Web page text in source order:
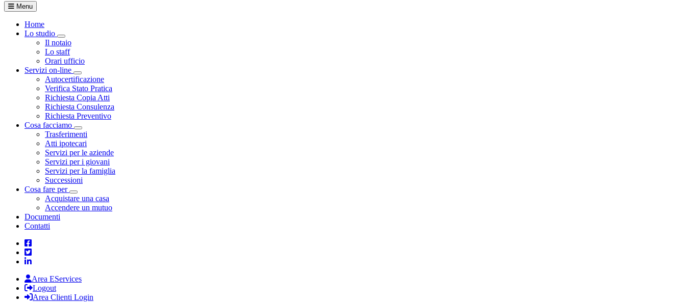
Menu
Home
Lo studio
Toggle Dropdown
Il notaio
Lo staff
Orari ufficio
Servizi on-line
Toggle Dropdown
Autocertificazione
Verifica Stato Pratica
Richiesta Copia Atti
Richiesta Consulenza
Richiesta Preventivo
Cosa facciamo
Toggle Dropdown
Trasferimenti
Atti ipotecari
Servizi per le aziende
Servizi per i giovani
Servizi per la famiglia
Successioni
Cosa fare per
Toggle Dropdown
Acquistare una casa
Accendere un mutuo
Documenti
Contatti
Area EServices
Logout
Area Clienti Login